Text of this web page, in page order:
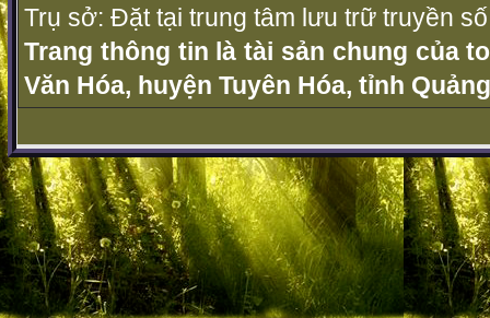
Trụ sở: Đặt tại trung tâm lưu trữ truyền
Trang thông tin là tài sản chung của
Văn Hóa, huyện Tuyên Hóa, tỉnh